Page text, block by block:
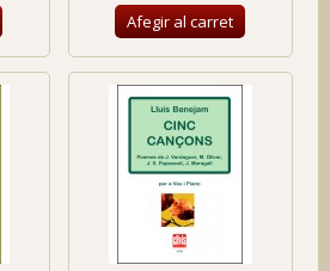
Afegir al carret